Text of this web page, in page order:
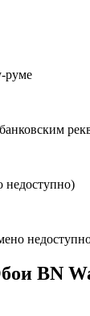
руме
недоступно)
BN